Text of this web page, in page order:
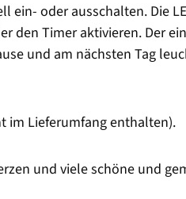
oder ausschalten. Die
Timer aktivieren. Der
und am nächsten Tag
im Lieferumfang enthalten).
und viele schöne und